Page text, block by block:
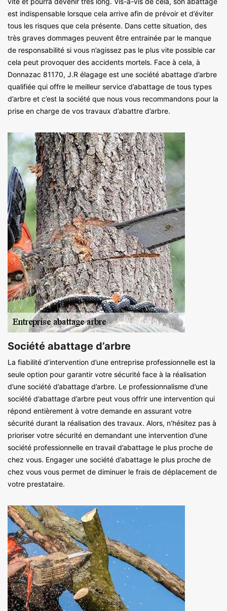
est indispensable lorsque cela arrive afin de prévoir et d’éviter
tous les risques que cela présente. Dans cette situation, des
très graves dommages peuvent être entrainée par le manque
de responsabilité si vous n’agissez pas le plus vite possible car
cela peut provoquer des accidents mortels. Face à cela, à
Donnazac 81170, J.R élagage est une société abattage d’arbre
qualifiée qui offre le meilleur service d’abattage de tous types
d’arbre et c’est la société que nous vous recommandons pour la
prise en charge de vos travaux d’abattre d’arbre.
Société abattage d’arbre
La fiabilité d’intervention d’une entreprise professionnelle est la
seule option pour garantir votre sécurité face à la réalisation
d’une société d’abattage d’arbre. Le professionnalisme d’une
société d’abattage d’arbre peut vous offrir une intervention qui
répond entièrement à votre demande en assurant votre
sécurité durant la réalisation des travaux. Alors, n’hésitez pas à
prioriser votre sécurité en demandant une intervention d’une
société professionnelle en travail d’abattage le plus proche de
chez vous. Engager une société d’abattage le plus proche de
chez vous vous permet de diminuer le frais de déplacement de
votre prestataire.